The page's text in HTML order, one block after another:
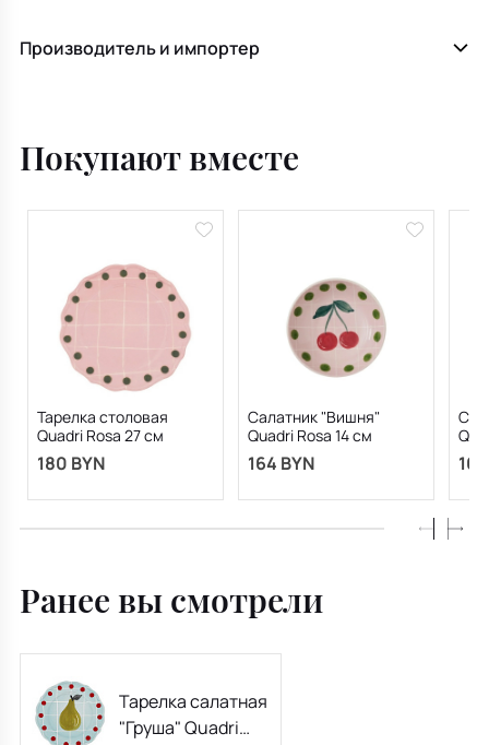
Производитель и импортер
Покупают вместе
Тарелка столовая
Quadri Rosa 27 см
180 BYN
Салатник "Вишня"
Quadri Rosa 14 см
164 BYN
Ранее вы смотрели
Тарелка салатная
"Груша" Quadri